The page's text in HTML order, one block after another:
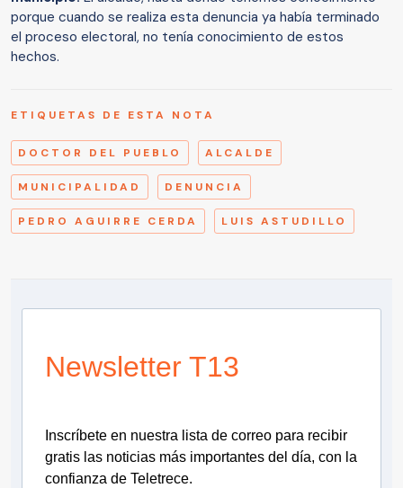
porque cuando se realiza esta denuncia ya había terminado
el proceso electoral, no tenía conocimiento de estos
hechos.
ETIQUETAS DE ESTA NOTA
DOCTOR DEL PUEBLO ALCALDE
MUNICIPALIDAD DENUNCIA
PEDRO AGUIRRE CERDA LUIS ASTUDILLO
Newsletter T13
Inscríbete en nuestra lista de correo para recibir
gratis las noticias más importantes del día, con la
confianza de Teletrece.